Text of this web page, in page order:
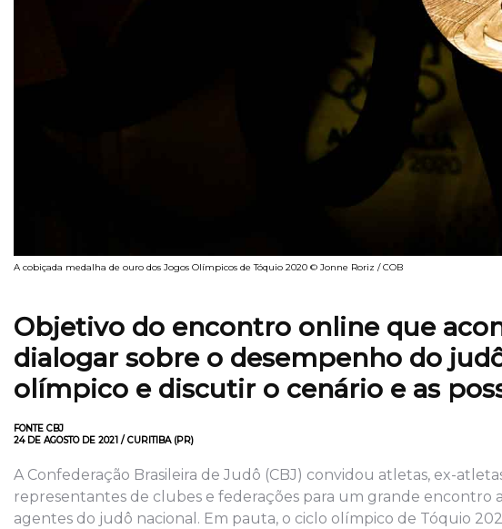
A cobiçada medalha de ouro dos Jogos Olímpicos de Tóquio 2020 © Jonne Roriz / COB
Objetivo do encontro online que
dialogar sobre o desempenho do
olímpico e discutir o cenário e as
FONTE CBJ
24 DE AGOSTO DE 2021 / CURITIBA (PR)
A Confederação Brasileira de Judô (CBJ) convidou atletas, ex-
representantes de clubes e federações para um grande
agentes do judô nacional. Em pauta, o ciclo olímpico de Tóquio